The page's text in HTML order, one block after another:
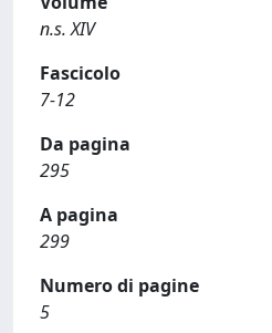
n.s. XIV
Fascicolo
7-12
Da pagina
295
A pagina
299
Numero di pagine
5